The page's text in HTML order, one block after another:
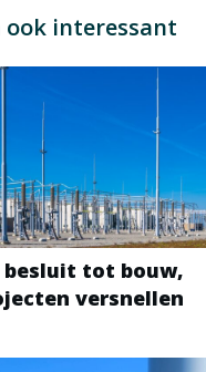
ook interessant
besluit tot bouw,
versnellen